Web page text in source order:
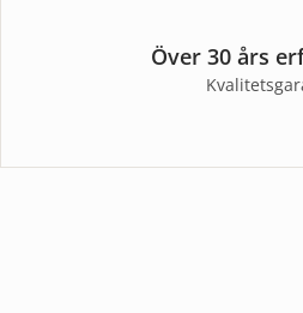
Över 30 års